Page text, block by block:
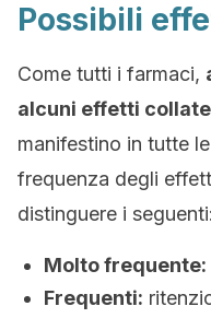
Possibili
Come tutti i farmaci,
alcuni effetti
manifestino in tutte
frequenza degli
distinguere i seguenti:
Molto frequente:
Frequenti: